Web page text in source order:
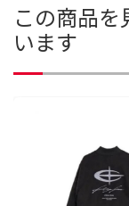
この商品
います